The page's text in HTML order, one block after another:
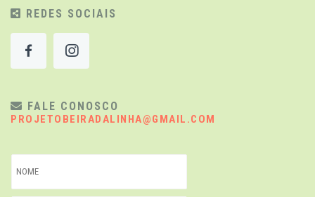
REDES SOCIAIS
FALE CONOSCO
PROJETOBEIRADALINHA@GMAIL.COM